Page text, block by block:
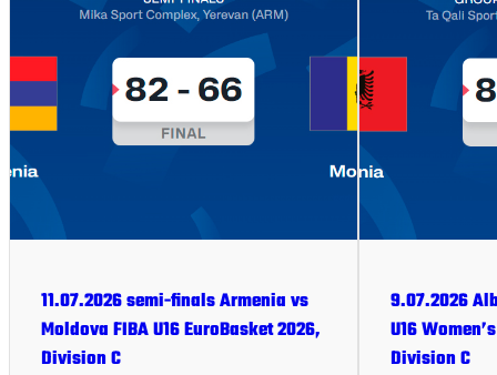
11.07.2026 semi-finals Armenia vs
Moldova FIBA U16 EuroBasket 2026,
Division C
9.07.2026
U16
Division C